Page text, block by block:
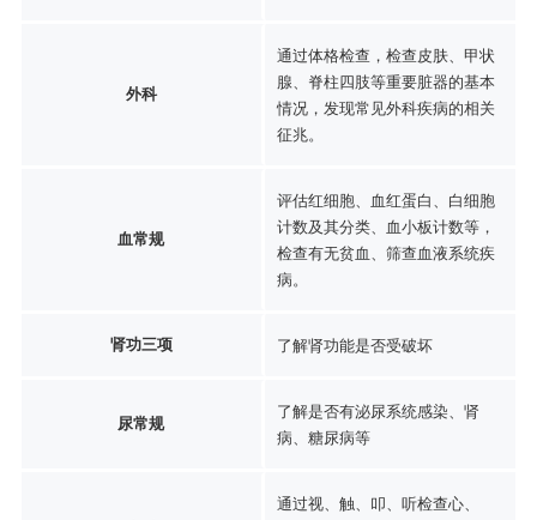
外科
通过体格检查，检查皮肤、甲状
腺、脊柱四肢等重要脏器的基本
情况，发现常见外科疾病的相关
征兆。
血常规
评估红细胞、血红蛋白、白细胞
计数及其分类、血小板计数等，
检查有无贫血、筛查血液系统疾
病。
肾功三项 了解肾功能是否受破坏
尿常规
了解是否有泌尿系统感染、肾
病、糖尿病等
通过视、触、叩、听检查心、